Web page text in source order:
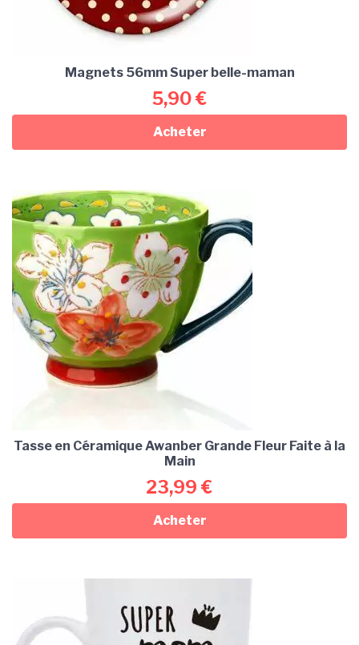
Magnets 56mm Super belle-maman
5,90€
Acheter
Tasse en Céramique Awanber Grande Fleur Faite à la
Main
23,99 €
Acheter